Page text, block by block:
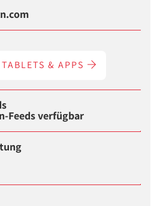
& APPS
Feeds verfügbar